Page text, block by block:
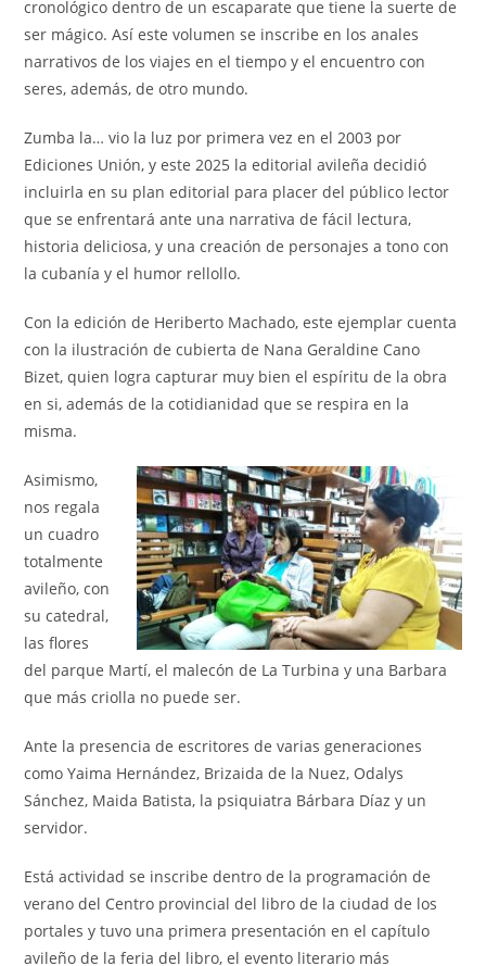
cronológico dentro de un escaparate que tiene la suerte de
ser mágico. Así este volumen se inscribe en los anales
narrativos de los viajes en el tiempo y el encuentro con
seres, además, de otro mundo.
Zumba la… vio la luz por primera vez en el 2003 por
Ediciones Unión, y este 2025 la editorial avileña decidió
incluirla en su plan editorial para placer del público lector
que se enfrentará ante una narrativa de fácil lectura,
historia deliciosa, y una creación de personajes a tono con
la cubanía y el humor rellollo.
Con la edición de Heriberto Machado, este ejemplar cuenta
con la ilustración de cubierta de Nana Geraldine Cano
Bizet, quien logra capturar muy bien el espíritu de la obra
en si, además de la cotidianidad que se respira en la
misma.
Asimismo,
nos regala
un cuadro
totalmente
avileño, con
su catedral,
las flores
del parque Martí, el malecón de La Turbina y una Barbara
que más criolla no puede ser.
Ante la presencia de escritores de varias generaciones
como Yaima Hernández, Brizaida de la Nuez, Odalys
Sánchez, Maida Batista, la psiquiatra Bárbara Díaz y un
servidor.
Está actividad se inscribe dentro de la programación de
verano del Centro provincial del libro de la ciudad de los
portales y tuvo una primera presentación en el capítulo
avileño de la feria del libro, el evento literario más